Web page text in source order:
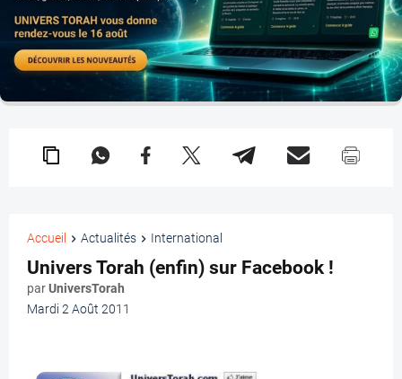
Accueil Actualités International
Univers Torah (enfin) sur Facebook !
parUniversTorah
Mardi 2 Août 2011